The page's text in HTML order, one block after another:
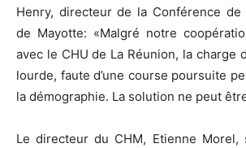
Henry, directeur de la Conférence de
de Mayotte: «Malgré notre
avec le CHU de La Réunion, la charge
lourde, faute d’une course poursuite
la démographie. La solution ne peut
Le directeur du CHM, Etienne Morel,